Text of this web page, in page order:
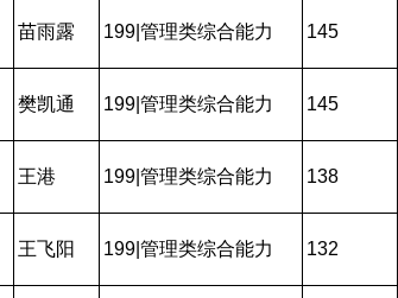
苗雨露 199|管理类综合能力 145
樊凯通 199|管理类综合能力 145
王港 199|管理类综合能力 138
王飞阳 199|管理类综合能力 132